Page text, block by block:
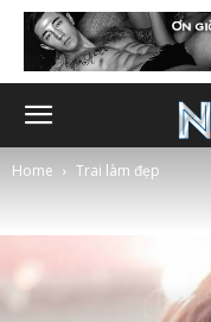
Home Trai làm đẹp